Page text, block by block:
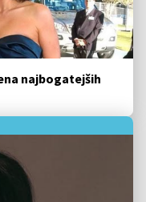
najbogatejših